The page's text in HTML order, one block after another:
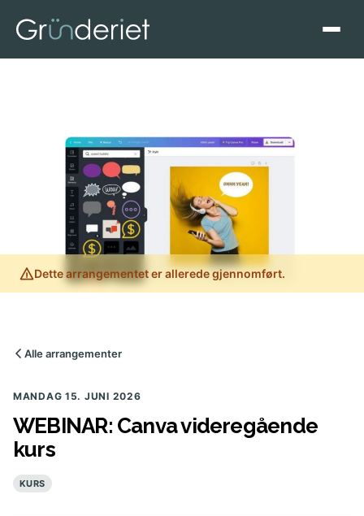
Dette arrangementet er allerede gjennomført.
Alle arrangementer
MANDAG 15. JUNI 2026
WEBINAR: Canva videregående
kurs
KURS